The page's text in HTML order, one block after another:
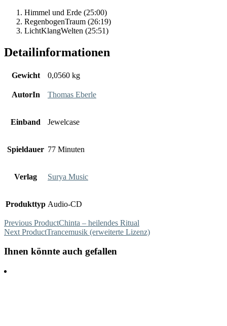
Himmel und Erde (25:00)
RegenbogenTraum (26:19)
LichtKlangWelten (25:51)
Detailinformationen
Gewicht 0,0560 kg
AutorIn Thomas Eberle
Einband Jewelcase
Spieldauer 77 Minuten
Verlag Surya Music
Produkttyp Audio-CD
Previous ProductChinta – heilendes Ritual
Next ProductTrancemusik (erweiterte Lizenz)
Ihnen könnte auch gefallen